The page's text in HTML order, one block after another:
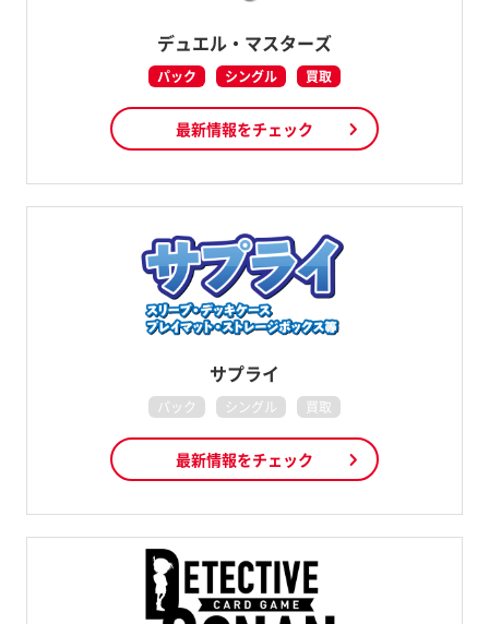
デュエル・マスターズ
パック シングル 買取
最新情報をチェック
サプライ
パック シングル 買取
最新情報をチェック